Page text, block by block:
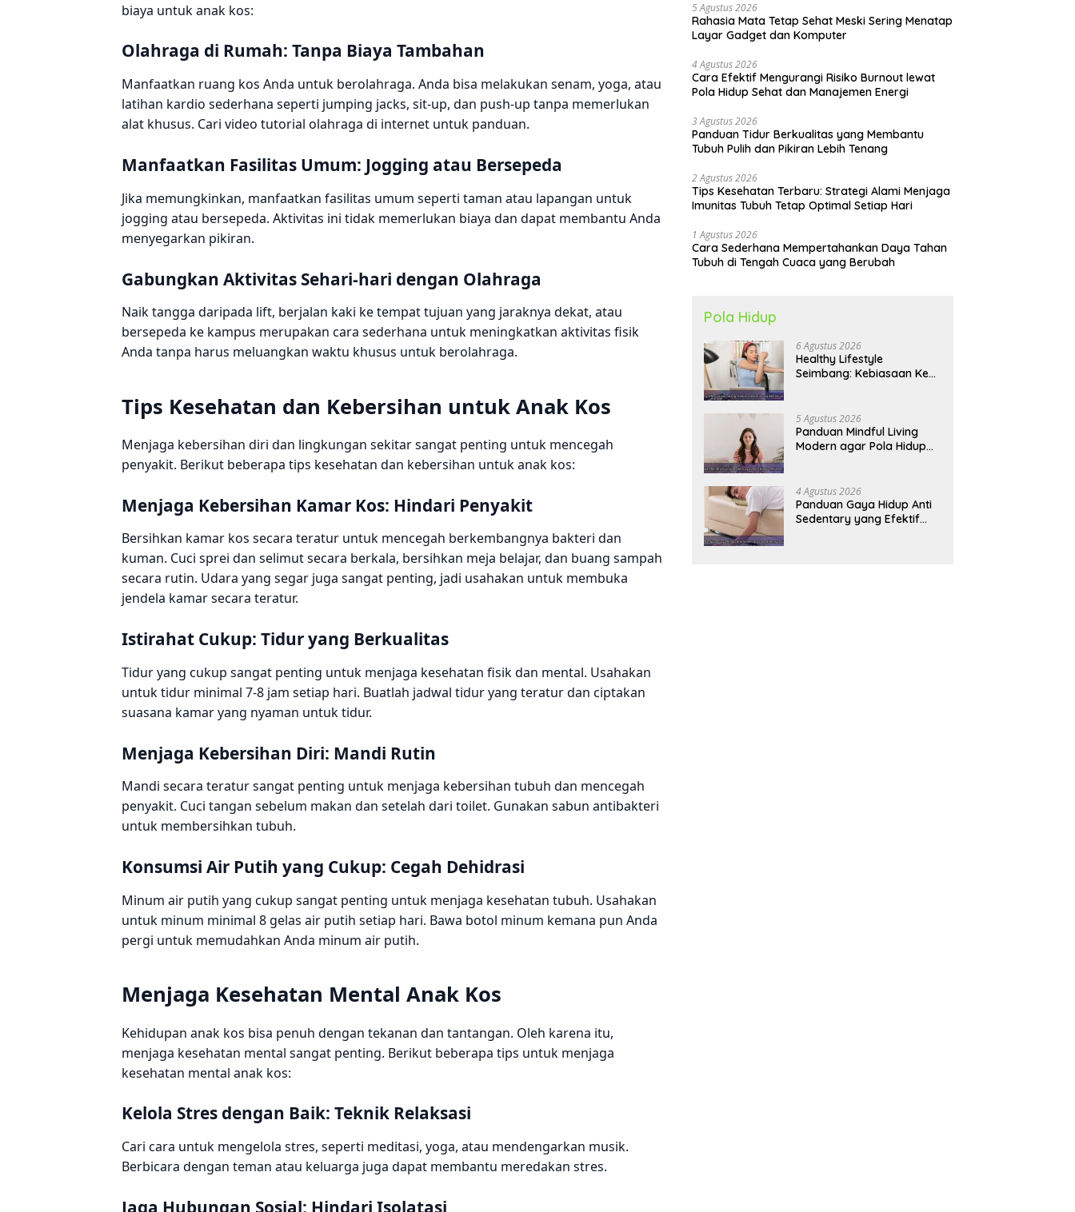
biaya untuk anak kos:
Olahraga di Rumah: Tanpa Biaya Tambahan
Manfaatkan ruang kos Anda untuk berolahraga. Anda bisa melakukan senam, yoga, atau
latihan kardio sederhana seperti jumping jacks, sit-up, dan push-up tanpa memerlukan
alat khusus. Cari video tutorial olahraga di internet untuk panduan.
Manfaatkan Fasilitas Umum: Jogging atau Bersepeda
Jika memungkinkan, manfaatkan fasilitas umum seperti taman atau lapangan untuk
jogging atau bersepeda. Aktivitas ini tidak memerlukan biaya dan dapat membantu Anda
menyegarkan pikiran.
Gabungkan Aktivitas Sehari-hari dengan Olahraga
Naik tangga daripada lift, berjalan kaki ke tempat tujuan yang jaraknya dekat, atau
bersepeda ke kampus merupakan cara sederhana untuk meningkatkan aktivitas fisik
Anda tanpa harus meluangkan waktu khusus untuk berolahraga.
Tips Kesehatan dan Kebersihan untuk Anak Kos
Menjaga kebersihan diri dan lingkungan sekitar sangat penting untuk mencegah
penyakit. Berikut beberapa tips kesehatan dan kebersihan untuk anak kos:
Menjaga Kebersihan Kamar Kos: Hindari Penyakit
Bersihkan kamar kos secara teratur untuk mencegah berkembangnya bakteri dan
kuman. Cuci sprei dan selimut secara berkala, bersihkan meja belajar, dan buang sampah
secara rutin. Udara yang segar juga sangat penting, jadi usahakan untuk membuka
jendela kamar secara teratur.
Istirahat Cukup: Tidur yang Berkualitas
Tidur yang cukup sangat penting untuk menjaga kesehatan fisik dan mental. Usahakan
untuk tidur minimal 7-8 jam setiap hari. Buatlah jadwal tidur yang teratur dan ciptakan
suasana kamar yang nyaman untuk tidur.
Menjaga Kebersihan Diri: Mandi Rutin
Mandi secara teratur sangat penting untuk menjaga kebersihan tubuh dan mencegah
penyakit. Cuci tangan sebelum makan dan setelah dari toilet. Gunakan sabun antibakteri
untuk membersihkan tubuh.
Konsumsi Air Putih yang Cukup: Cegah Dehidrasi
Minum air putih yang cukup sangat penting untuk menjaga kesehatan tubuh. Usahakan
untuk minum minimal 8 gelas air putih setiap hari. Bawa botol minum kemana pun Anda
pergi untuk memudahkan Anda minum air putih.
Menjaga Kesehatan Mental Anak Kos
Kehidupan anak kos bisa penuh dengan tekanan dan tantangan. Oleh karena itu,
menjaga kesehatan mental sangat penting. Berikut beberapa tips untuk menjaga
kesehatan mental anak kos:
Kelola Stres dengan Baik: Teknik Relaksasi
Cari cara untuk mengelola stres, seperti meditasi, yoga, atau mendengarkan musik.
Berbicara dengan teman atau keluarga juga dapat membantu meredakan stres.
Jaga Hubungan Sosial: Hindari Isolatasi
5 Agustus 2026
Rahasia Mata Tetap Sehat Meski Sering Menatap
Layar Gadget dan Komputer
4 Agustus 2026
Cara Efektif Mengurangi Risiko Burnout lewat
Pola Hidup Sehat dan Manajemen Energi
3 Agustus 2026
Panduan Tidur Berkualitas yang Membantu
Tubuh Pulih dan Pikiran Lebih Tenang
2 Agustus 2026
Tips Kesehatan Terbaru: Strategi Alami Menjaga
Imunitas Tubuh Tetap Optimal Setiap Hari
1 Agustus 2026
Cara Sederhana Mempertahankan Daya Tahan
Tubuh di Tengah Cuaca yang Berubah
Pola Hidup
6 Agustus 2026
Healthy Lifestyle
Seimbang: Kebiasaan Kecil
5 Agustus 2026
Panduan Mindful Living
Modern agar Pola Hidup
4 Agustus 2026
Panduan Gaya Hidup Anti
Sedentary yang Efektif